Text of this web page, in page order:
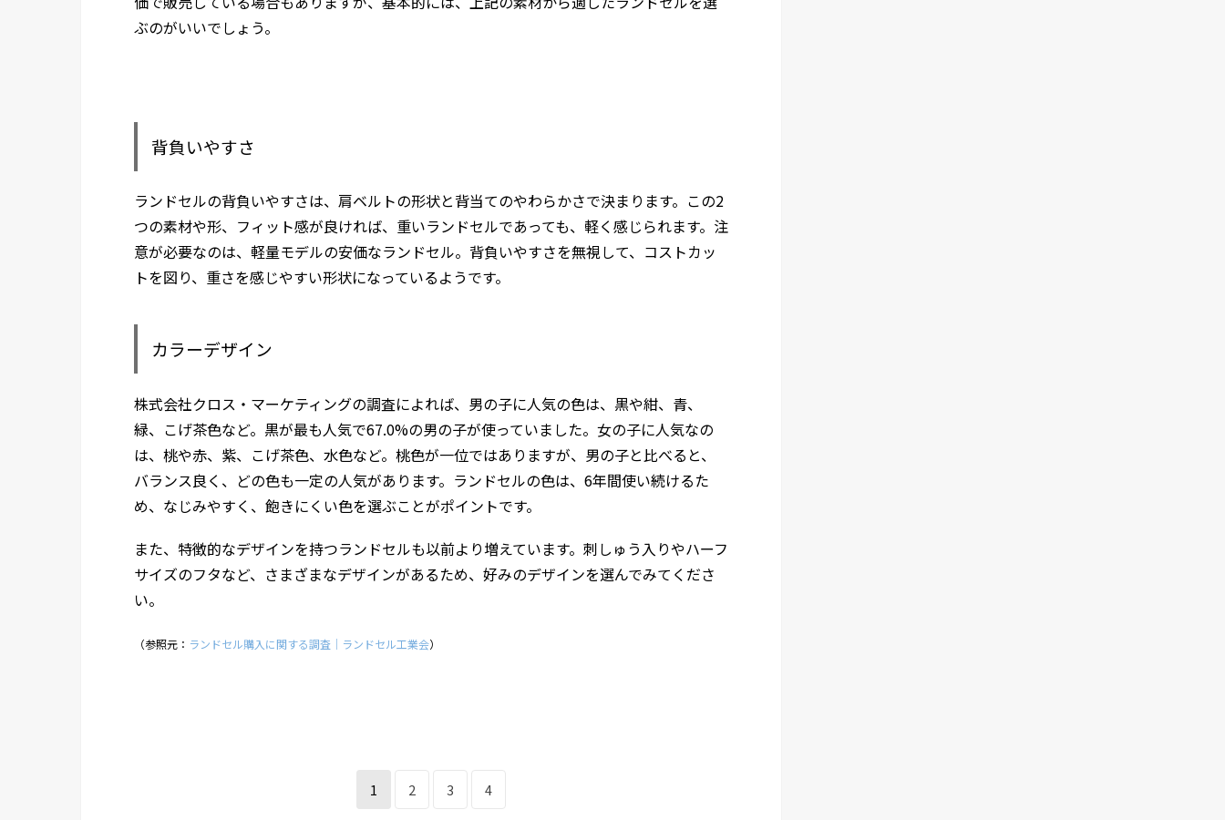
ぶのがいいでしょう。
背負いやすさ
ランドセルの背負いやすさは、肩ベルトの形状と背当てのやわらかさで決まります。この2
つの素材や形、フィット感が良ければ、重いランドセルであっても、軽く感じられます。注
意が必要なのは、軽量モデルの安価なランドセル。背負いやすさを無視して、コストカッ
トを図り、重さを感じやすい形状になっているようです。
カラーデザイン
株式会社クロス・マーケティングの調査によれば、男の子に人気の色は、黒や紺、青、
緑、こげ茶色など。黒が最も人気で67.0%の男の子が使っていました。女の子に人気なの
は、桃や赤、紫、こげ茶色、水色など。桃色が一位ではありますが、男の子と比べると、
バランス良く、どの色も一定の人気があります。ランドセルの色は、6年間使い続けるた
め、なじみやすく、飽きにくい色を選ぶことがポイントです。
また、特徴的なデザインを持つランドセルも以前より増えています。刺しゅう入りやハーフ
サイズのフタなど、さまざまなデザインがあるため、好みのデザインを選んでみてくださ
い。
（参照元： ランドセル購入に関する調査｜ランドセル工業会）
1 2 3 4